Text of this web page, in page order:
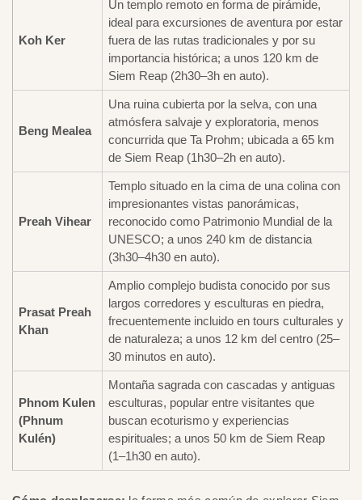
Koh Ker
Un templo remoto en forma de pirámide,
ideal para excursiones de aventura por estar
fuera de las rutas tradicionales y por su
importancia histórica; a unos 120 km de
Siem Reap (2h30–3h en auto).
Beng Mealea
Una ruina cubierta por la selva, con una
atmósfera salvaje y exploratoria, menos
concurrida que Ta Prohm; ubicada a 65 km
de Siem Reap (1h30–2h en auto).
Preah Vihear
Templo situado en la cima de una colina con
impresionantes vistas panorámicas,
reconocido como Patrimonio Mundial de la
UNESCO; a unos 240 km de distancia
(3h30–4h30 en auto).
Prasat Preah
Khan
Amplio complejo budista conocido por sus
largos corredores y esculturas en piedra,
frecuentemente incluido en tours culturales y
de naturaleza; a unos 12 km del centro (25–
30 minutos en auto).
Phnom Kulen
(Phnum
Kulén)
Montaña sagrada con cascadas y antiguas
esculturas, popular entre visitantes que
buscan ecoturismo y experiencias
espirituales; a unos 50 km de Siem Reap
(1–1h30 en auto).